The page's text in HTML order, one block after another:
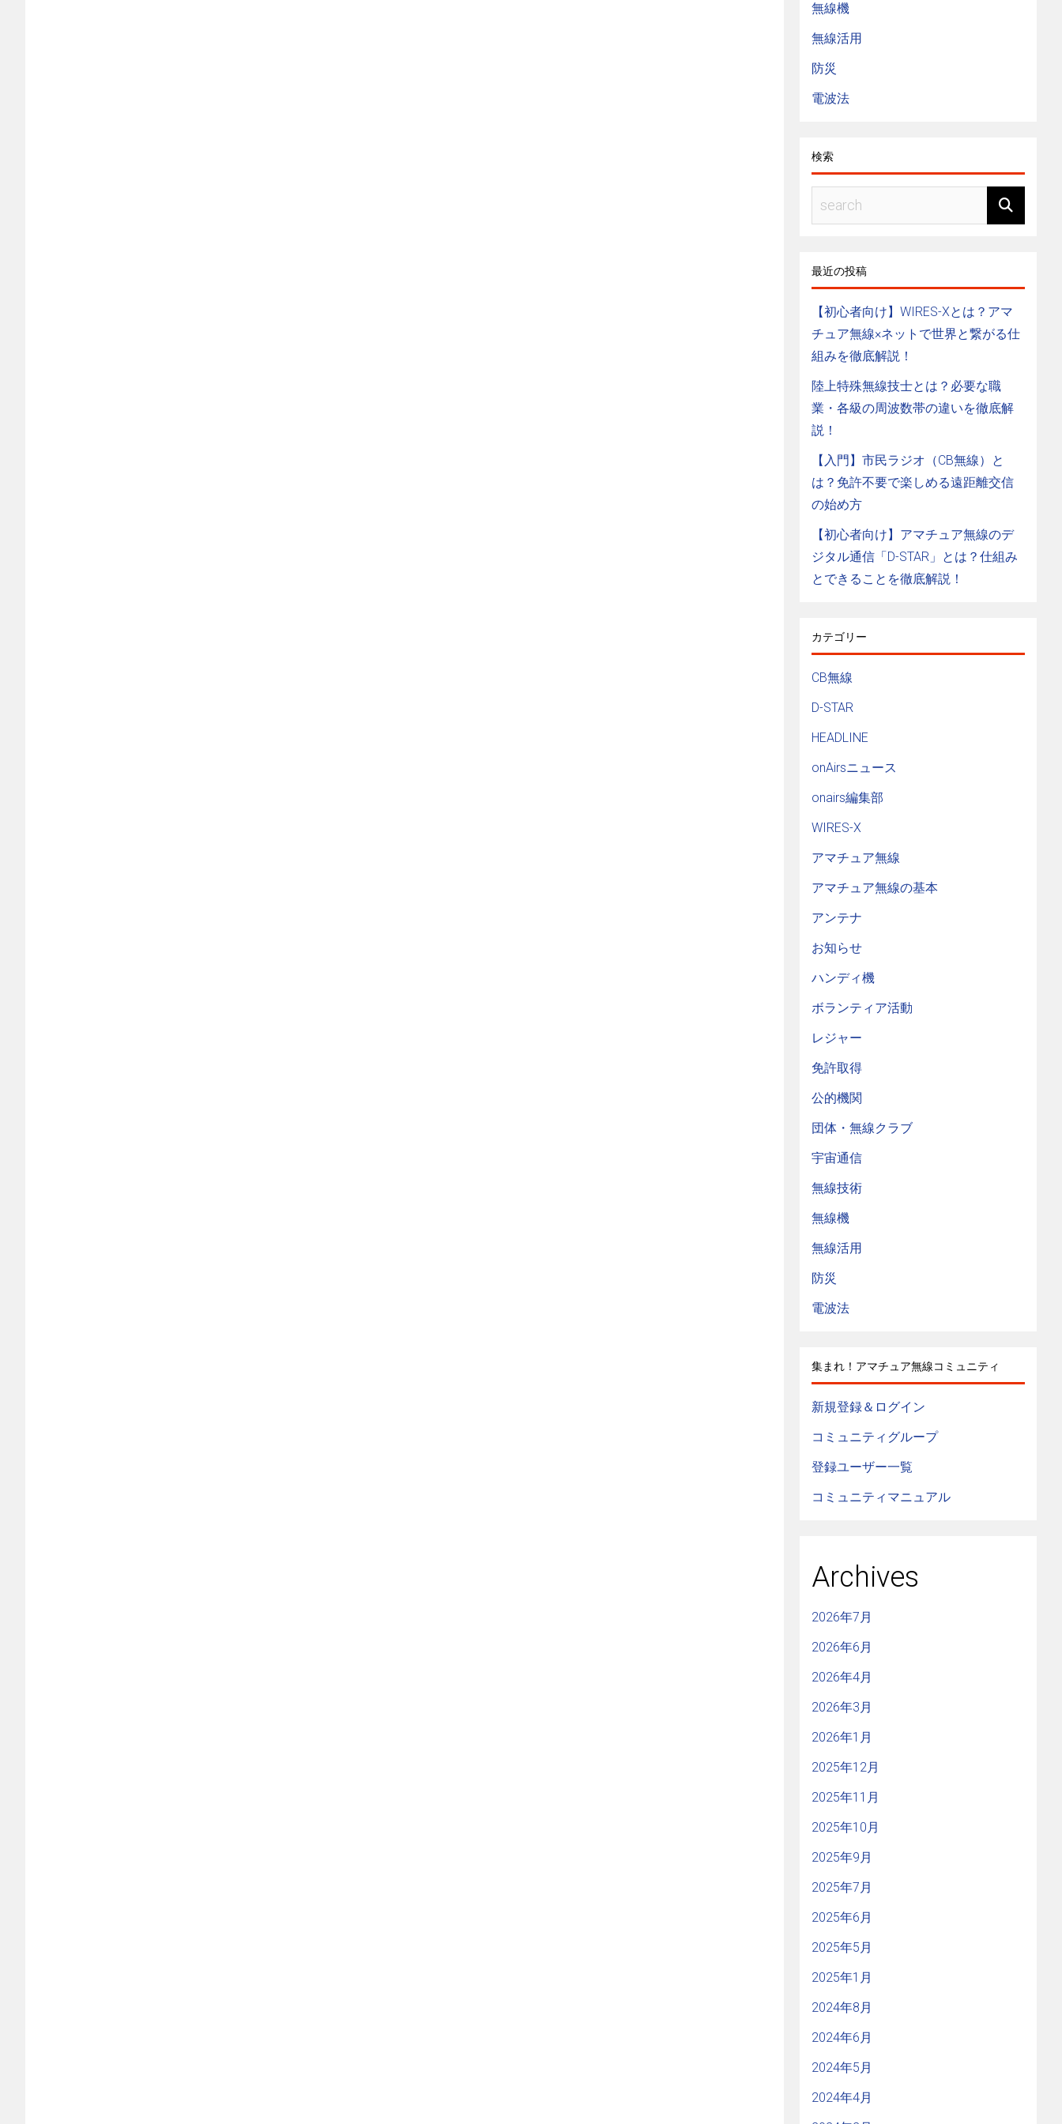
無線機
無線活用
防災
電波法
検索
最近の投稿
【初心者向け】WIRES-Xとは？アマ
チュア無線×ネットで世界と繋がる仕
組みを徹底解説！
陸上特殊無線技士とは？必要な職
業・各級の周波数帯の違いを徹底解
説！
【入門】市民ラジオ（CB無線）と
は？免許不要で楽しめる遠距離交信
の始め方
【初心者向け】アマチュア無線のデ
ジタル通信「D-STAR」とは？仕組み
とできることを徹底解説！
カテゴリー
CB無線
D-STAR
HEADLINE
onAirsニュース
onairs編集部
WIRES-X
アマチュア無線
アマチュア無線の基本
アンテナ
お知らせ
ハンディ機
ボランティア活動
レジャー
免許取得
公的機関
団体・無線クラブ
宇宙通信
無線技術
無線機
無線活用
防災
電波法
集まれ！アマチュア無線コミュニティ
新規登録＆ログイン
コミュニティグループ
登録ユーザー一覧
コミュニティマニュアル
Archives
2026年7月
2026年6月
2026年4月
2026年3月
2026年1月
2025年12月
2025年11月
2025年10月
2025年9月
2025年7月
2025年6月
2025年5月
2025年1月
2024年8月
2024年6月
2024年5月
2024年4月